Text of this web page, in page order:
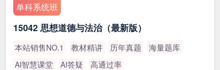
单科系统班
15042 思想道德与法治（最新版）
本站销售NO.1 教材精讲 历年真题
海量题库
AI智慧课堂
AI答疑 高通过率